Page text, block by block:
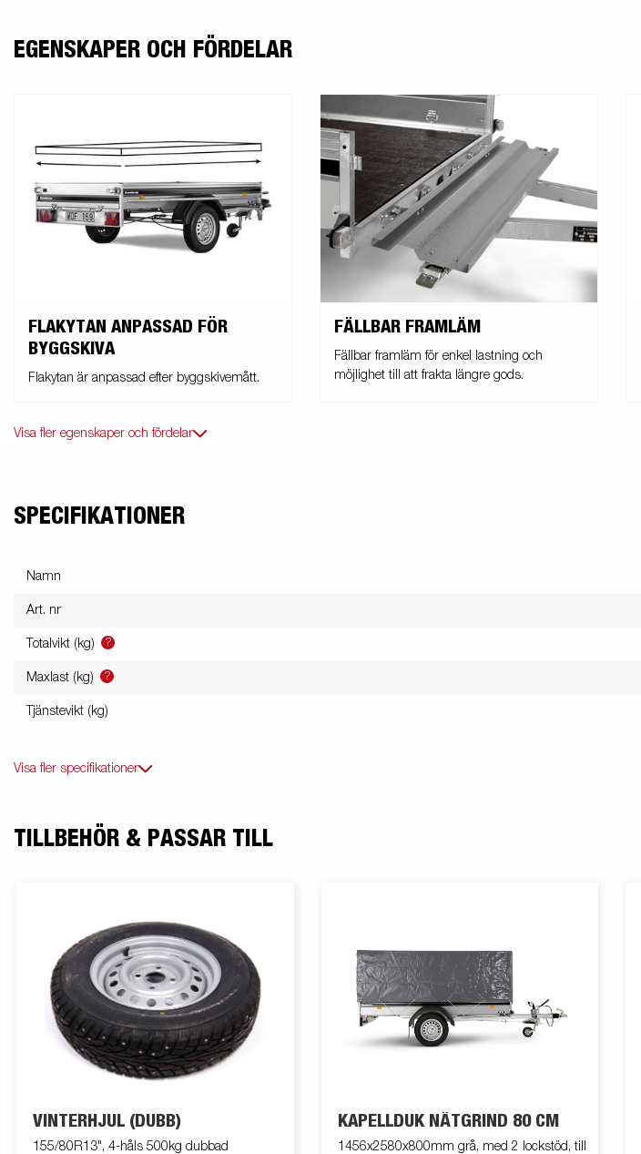
EGENSKAPER OCH FÖRDELAR
FLAKYTAN ANPASSAD FÖR
BYGGSKIVA
Flakytan är anpassad efter byggskivemått.
FÄLLBAR FRAMLÄM
Fällbar framläm för enkel lastning och
möjlighet till att frakta längre gods.
Visa fler egenskaper och fördelar
SPECIFIKATIONER
Namn
Art. nr
Totalvikt (kg) ?
Maxlast (kg) ?
Tjänstevikt (kg)
Visa fler specifikationer
TILLBEHÖR & PASSAR TILL
VINTERHJUL (DUBB)
155/80R13", 4-håls 500kg dubbad
KAPELLDUK NÄTGRIND 80 CM
1456x2580x800mm grå, med 2 lockstöd, till